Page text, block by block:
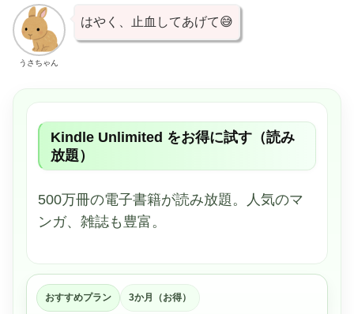
うさちゃん
はやく、止血してあげて😅
Kindle Unlimited をお得に試す（読み
放題）
500万冊の電子書籍が読み放題。人気のマ
ンガ、雑誌も豊富。
おすすめプラン 3か月（お得）